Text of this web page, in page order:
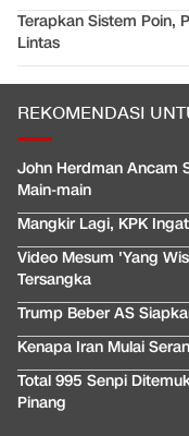
Terapkan Sistem Poin,
Lintas
REKOMENDASI
John Herdman Ancam
Main-main
Mangkir Lagi, KPK
Video Mesum 'Yang
Tersangka
Trump Beber AS
Kenapa Iran Mulai
Total 995 Senpi
Pinang